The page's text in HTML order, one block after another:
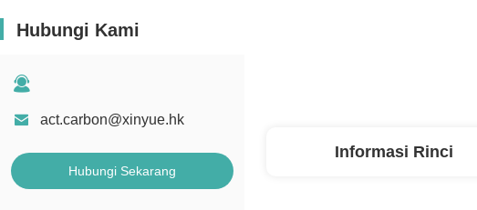
Hubungi Kami
act.carbon@xinyue.hk
Hubungi Sekarang
Informasi Rinci